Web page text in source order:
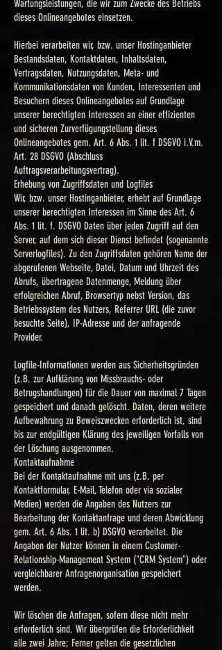
Wartungsleistungen, die wir zum Zwecke des Betriebs
dieses Onlineangebotes einsetzen.
Hierbei verarbeiten wir, bzw. unser Hostinganbieter
Bestandsdaten, Kontaktdaten, Inhaltsdaten,
Vertragsdaten, Nutzungsdaten, Meta- und
Kommunikationsdaten von Kunden, Interessenten und
Besuchern dieses Onlineangebotes auf Grundlage
unserer berechtigten Interessen an einer effizienten
und sicheren Zurverfügungstellung dieses
Onlineangebotes gem. Art. 6 Abs. 1 lit. f DSGVO i.V.m.
Art. 28 DSGVO (Abschluss
Auftragsverarbeitungsvertrag).
Erhebung von Zugriffsdaten und Logfiles
Wir, bzw. unser Hostinganbieter, erhebt auf Grundlage
unserer berechtigten Interessen im Sinne des Art. 6
Abs. 1 lit. f. DSGVO Daten über jeden Zugriff auf den
Server, auf dem sich dieser Dienst befindet (sogenannte
Serverlogfiles). Zu den Zugriffsdaten gehören Name der
abgerufenen Webseite, Datei, Datum und Uhrzeit des
Abrufs, übertragene Datenmenge, Meldung über
erfolgreichen Abruf, Browsertyp nebst Version, das
Betriebssystem des Nutzers, Referrer URL (die zuvor
besuchte Seite), IP-Adresse und der anfragende
Provider.
Logfile-Informationen werden aus Sicherheitsgründen
(z.B. zur Aufklärung von Missbrauchs- oder
Betrugshandlungen) für die Dauer von maximal 7 Tagen
gespeichert und danach gelöscht. Daten, deren weitere
Aufbewahrung zu Beweiszwecken erforderlich ist, sind
bis zur endgültigen Klärung des jeweiligen Vorfalls von
der Löschung ausgenommen.
Kontaktaufnahme
Bei der Kontaktaufnahme mit uns (z.B. per
Kontaktformular, E-Mail, Telefon oder via sozialer
Medien) werden die Angaben des Nutzers zur
Bearbeitung der Kontaktanfrage und deren Abwicklung
gem. Art. 6 Abs. 1 lit. b) DSGVO verarbeitet. Die
Angaben der Nutzer können in einem Customer-
Relationship-Management System ("CRM System") oder
vergleichbarer Anfragenorganisation gespeichert
werden.
Wir löschen die Anfragen, sofern diese nicht mehr
erforderlich sind. Wir überprüfen die Erforderlichkeit
alle zwei Jahre; Ferner gelten die gesetzlichen